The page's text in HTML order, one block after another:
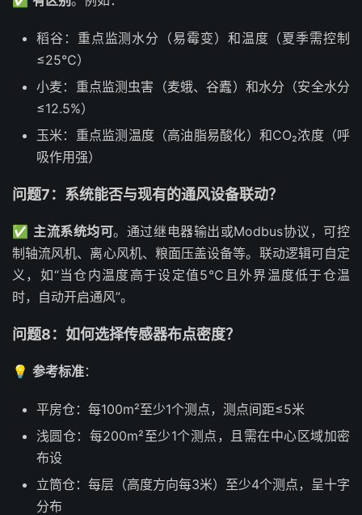
稻谷：重点监测水分（易霉变）和温度（夏季需控制
≤25℃）
小麦：重点监测虫害（麦蛾、谷蠹）和水分（安全水分
≤12.5%）
玉米：重点监测温度（高油脂易酸化）和CO₂浓度（呼
吸作用强）
问题7：系统能否与现有的通风设备联动？
✅ 主流系统均可。通过继电器输出或Modbus协议，可控
制轴流风机、离心风机、粮面压盖设备等。联动逻辑可自定
义，如“当仓内温度高于设定值5℃且外界温度低于仓温
时，自动开启通风”。
问题8：如何选择传感器布点密度？
💡 参考标准：
平房仓：每100m²至少1个测点，测点间距≤5米
浅圆仓：每200m²至少1个测点，且需在中心区域加密
布设
立筒仓：每层（高度方向每3米）至少4个测点，呈十字
分布